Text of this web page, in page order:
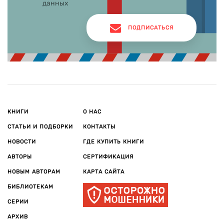
русский национальный характер раскрылся во всей
полноте. Среди самых известных: «Свои люди – сочтемся!»,
«Бедность не порок», «Доходное место», «Гроза»,
«Бесприданница», «На всякого мудреца довольно
виноватые». Произведения Островского вошли в золотой
данных
ПОДПИСАТЬСЯ
КНИГИ
СТАТЬИ И ПОДБОРКИ
НОВОСТИ
АВТОРЫ
НОВЫМ АВТОРАМ
БИБЛИОТЕКАМ
СЕРИИ
АРХИВ
О НАС
КОНТАКТЫ
ГДЕ КУПИТЬ КНИГИ
СЕРТИФИКАЦИЯ
КАРТА САЙТА